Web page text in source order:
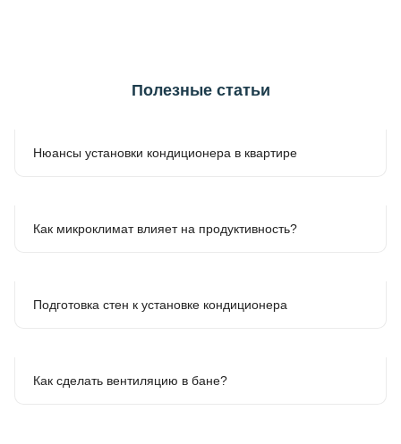
Полезные статьи
Нюансы установки кондиционера в квартире
Как микроклимат влияет на продуктивность?
Подготовка стен к установке кондиционера
Как сделать вентиляцию в бане?